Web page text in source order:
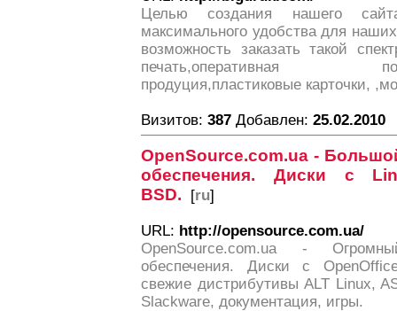
Целью создания нашего
максимального удобства для
возможность заказать такой
печать,оперативная
продуция,пластиковые карточки,
Визитов: 387 Добавлен: 25.02.2010
OpenSource.com.ua -
обеспечения. Диски с
BSD. [ru]
URL: http://opensource.com.ua/
OpenSource.com.ua -
обеспечения. Диски с
свежие дистрибутивы ALT Linux,
Slackware, документация, игры.